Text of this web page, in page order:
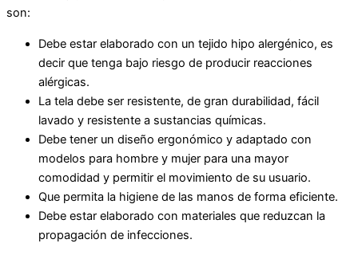
son:
Debe estar elaborado con un tejido hipo alergénico, es
decir que tenga bajo riesgo de producir reacciones
alérgicas.
La tela debe ser resistente, de gran durabilidad, fácil
lavado y resistente a sustancias químicas.
Debe tener un diseño ergonómico y adaptado con
modelos para hombre y mujer para una mayor
comodidad y permitir el movimiento de su usuario.
Que permita la higiene de las manos de forma eficiente.
Debe estar elaborado con materiales que reduzcan la
propagación de infecciones.